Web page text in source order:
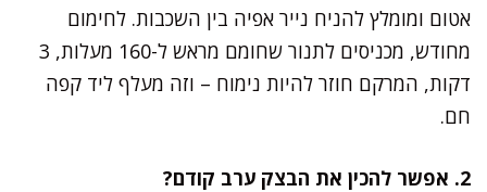
אטום ומומלץ להניח נייר אפיה בין השכבות. לחימום
מחודש, מכניסים לתנור שחומם מראש ל-160 מעלות, 3
דקות, המרקם חוזר להיות נימוח – וזה מעלף ליד קפה
חם.
2. אפשר להכין את הבצק ערב קודם?